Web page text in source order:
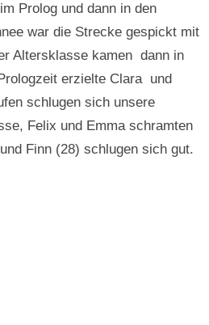
Prolog und dann in den
war die Strecke gespickt mit
Altersklasse kamen dann in
erzielte Clara und
schlugen sich unsere
Felix und Emma schramten
Finn (28) schlugen sich gut.